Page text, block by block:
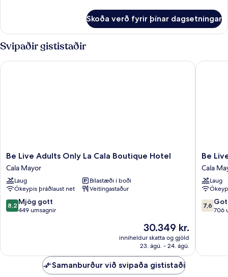
Skoða verð fyrir þínar dagsetningar
Svipaðir gististaðir
Be
Live
Adults
Only
La
Cala
Boutique
Be Live Adults Only La Cala Boutique Hotel
Cala Mayor
Laug
Bílastæði í boði
Ókeypis þráðlaust net
Veitingastaður
8.2
af
umsagnir
8,2 Mjög gott
449 umsagnir
Verðið
er
30.349 kr.
30.349 kr.
inniheldur skatta og gjöld
23. ágú. - 24. ágú.
Be Live Adults Only La Cala Boutique Hotel
Be
Live
Costa
Palma
Cala
Mayor
Be
Cala
Laug
7.6
af
7,6
706
Be Live
Samanburður við svipaða gististaði